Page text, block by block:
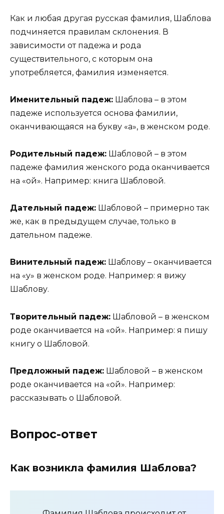
Как и любая другая русская фамилия, Шаблова
подчиняется правилам склонения. В
зависимости от падежа и рода
существительного, с которым она
употребляется, фамилия изменяется.
Именительный падеж: Шаблова – в этом
падеже используется основа фамилии,
оканчивающаяся на букву «а», в женском роде.
Родительный падеж: Шабловой – в этом
падеже фамилия женского рода оканчивается
на «ой». Например: книга Шабловой.
Дательный падеж: Шабловой – примерно так
же, как в предыдущем случае, только в
дательном падеже.
Винительный падеж: Шаблову – оканчивается
на «у» в женском роде. Например: я вижу
Шаблову.
Творительный падеж: Шабловой – в женском
роде оканчивается на «ой». Например: я пишу
книгу о Шабловой.
Предложный падеж: Шабловой – в женском
роде оканчивается на «ой». Например:
рассказывать о Шабловой.
Вопрос-ответ
Как возникла фамилия Шаблова?